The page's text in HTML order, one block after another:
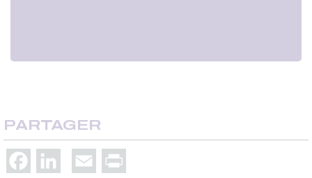
PARTAGER
FacebookLinkedIn Email